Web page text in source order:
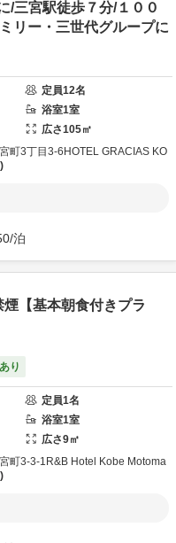
/三宮駅徒歩７分/１００
リー・三世代グループに
定員12名
浴室1室
広さ105㎡
町3丁目3-6 HOTEL GRACIAS KO
/泊
【基本朝食付きプラ
り
定員1名
浴室1室
広さ9㎡
町3-3-1 R&B Hotel Kobe Motoma